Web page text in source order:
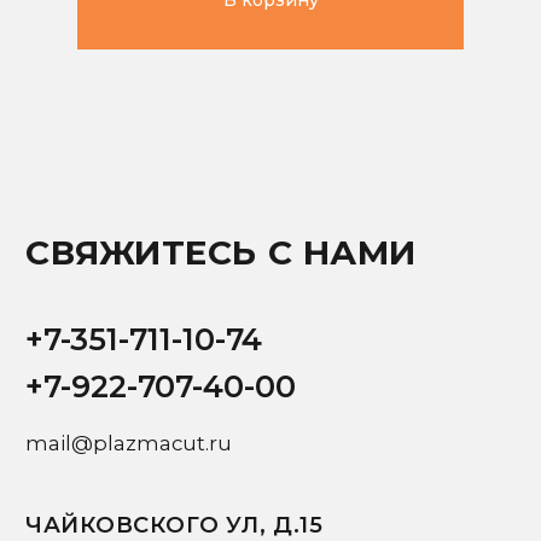
Согласие на обработку персональных данных
Отправить запрос
Заполните форму ниже, мы свяжемся с вами